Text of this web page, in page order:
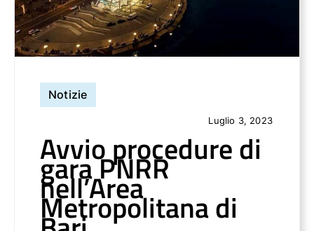
Notizie
Luglio 3, 2023
Avvio procedure di
gara PNRR
nell’Area
Metropolitana di